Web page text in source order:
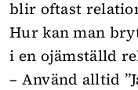
blir oftast
Hur kan man
i en ojämställd
– Använd alltid